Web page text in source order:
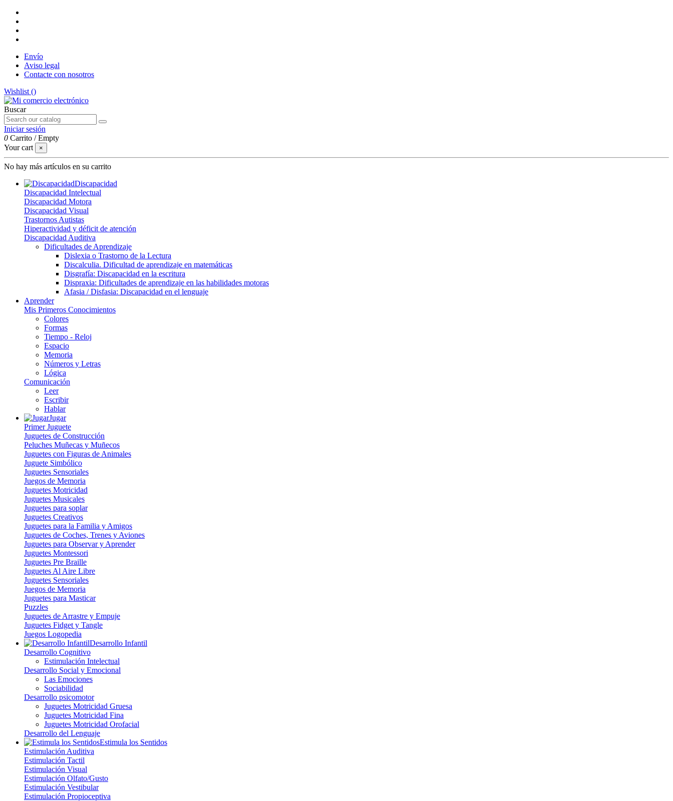
Envío
Aviso legal
Contacte con nosotros
Wishlist ()
Buscar
Iniciar sesión
0 Carrito /Empty
Your cart
×
No hay más artículos en su carrito
Discapacidad
Discapacidad Intelectual
Discapacidad Motora
Discapacidad Visual
Trastornos Autistas
Hiperactividad y déficit de atención
Discapacidad Auditiva
Dificultades de Aprendizaje
Dislexia o Trastorno de la Lectura
Discalculia. Dificultad de aprendizaje en matemáticas
Disgrafía: Discapacidad en la escritura
Dispraxia: Dificultades de aprendizaje en las habilidades motoras
Afasia / Disfasia: Discapacidad en el lenguaje
Aprender
Mis Primeros Conocimientos
Colores
Formas
Tiempo - Reloj
Espacio
Memoria
Números y Letras
Lógica
Comunicación
Leer
Escribir
Hablar
Jugar
Primer Juguete
Juguetes de Construcción
Peluches Muñecas y Muñecos
Juguetes con Figuras de Animales
Juguete Simbólico
Juguetes Sensoriales
Juegos de Memoria
Juguetes Motricidad
Juguetes Musicales
Juguetes para soplar
Juguetes Creativos
Juguetes para la Familia y Amigos
Juguetes de Coches, Trenes y Aviones
Juguetes para Observar y Aprender
Juguetes Montessori
Juguetes Pre Braille
Juguetes Al Aire Libre
Juguetes Sensoriales
Juegos de Memoria
Juguetes para Masticar
Puzzles
Juguetes de Arrastre y Empuje
Juguetes Fidget y Tangle
Juegos Logopedia
Desarrollo Infantil
Desarrollo Cognitivo
Estimulación Intelectual
Desarrollo Social y Emocional
Las Emociones
Sociabilidad
Desarrollo psicomotor
Juguetes Motricidad Gruesa
Juguetes Motricidad Fina
Juguetes Motricidad Orofacial
Desarrollo del Lenguaje
Estimula los Sentidos
Estimulación Auditiva
Estimulación Tactil
Estimulación Visual
Estimulación Olfato/Gusto
Estimulación Vestibular
Estimulación Propioceptiva